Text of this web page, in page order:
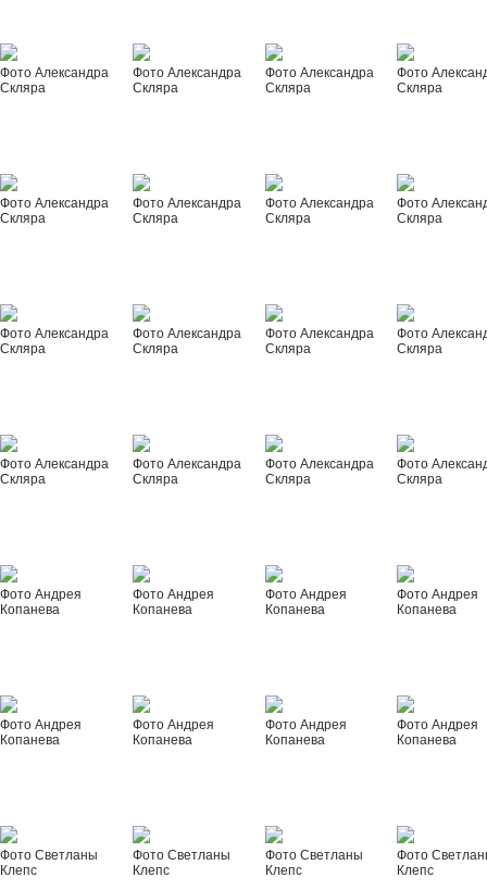
Фото Александра
Скляра
Фото Александра
Скляра
Фото Александра
Скляра
Фото
Скляра
Фото Александра
Скляра
Фото Александра
Скляра
Фото Александра
Скляра
Фото
Скляра
Фото Александра
Скляра
Фото Александра
Скляра
Фото Александра
Скляра
Фото
Скляра
Фото Александра
Скляра
Фото Александра
Скляра
Фото Александра
Скляра
Фото
Скляра
Фото Андрея
Копанева
Фото Андрея
Копанева
Фото Андрея
Копанева
Фото Андрея
Копанева
Фото Андрея
Копанева
Фото Андрея
Копанева
Фото Андрея
Копанева
Фото Андрея
Копанева
Фото Светланы
Клепс
Фото Светланы
Клепс
Фото Светланы
Клепс
Фото
Клепс